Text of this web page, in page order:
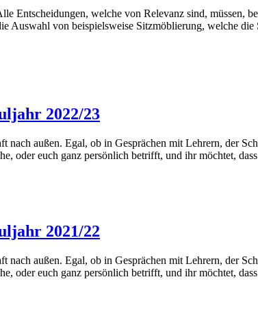
Entscheidungen, welche von Relevanz sind, müssen,
Auswahl von beispielsweise Sitzmöblierung, welche
2022/23
nach außen. Egal, ob in Gesprächen mit Lehrern, der
oder euch ganz persönlich betrifft, und ihr möchtet,
2021/22
nach außen. Egal, ob in Gesprächen mit Lehrern, der
oder euch ganz persönlich betrifft, und ihr möchtet,